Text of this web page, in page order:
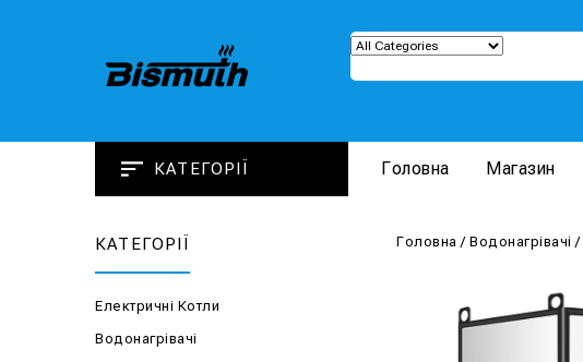
КАТЕГОРІЇ Головна Магазин
КАТЕГОРІЇ
Електричні Котли
Водонагрівачі
Головна / Водонагрівачі /